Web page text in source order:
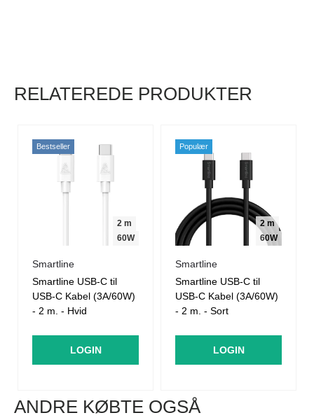
RELATEREDE PRODUKTER
Bestseller
2 m
60W
Smartline
Smartline USB-C til
USB-C Kabel (3A/60W)
- 2 m. - Hvid
LOGIN
Populær
2 m
60W
Smartline
Smartline USB-C til
USB-C Kabel (3A/60W)
- 2 m. - Sort
LOGIN
ANDRE KØBTE OGSÅ